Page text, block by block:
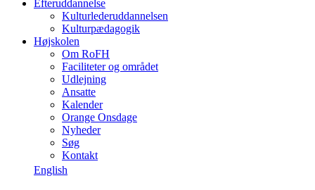
Efteruddannelse
Kulturlederuddannelsen
Kulturpædagogik
Højskolen
Om RoFH
Faciliteter og området
Udlejning
Ansatte
Kalender
Orange Onsdage
Nyheder
Søg
Kontakt
English